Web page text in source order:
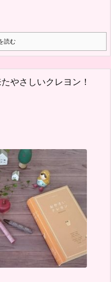
読む
やさしいクレヨン！